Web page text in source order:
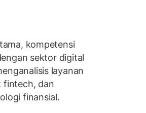
kompetensi
sektor digital
layanan
fintech, dan
finansial.